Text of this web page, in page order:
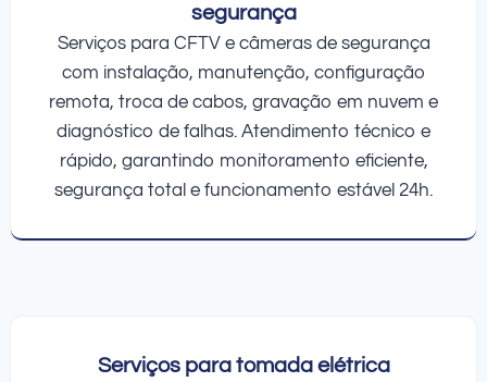
segurança
Serviços para CFTV e câmeras de segurança
com instalação, manutenção, configuração
remota, troca de cabos, gravação em nuvem e
diagnóstico de falhas. Atendimento técnico e
rápido, garantindo monitoramento eficiente,
segurança total e funcionamento estável 24h.
Serviços para tomada elétrica